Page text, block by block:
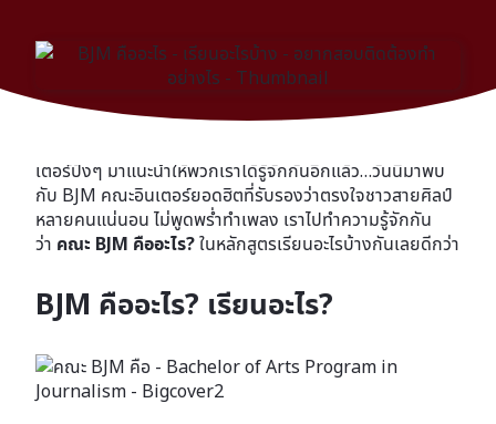
เตอร์ปังๆ มาแนะนำให้พวกเราได้รู้จักกันอีกแล้ว…วันนี้มาพบ
กับ BJM คณะอินเตอร์ยอดฮิตที่รับรองว่าตรงใจชาวสายศิลป์
หลายคนแน่นอน ไม่พูดพร่ำทำเพลง เราไปทำความรู้จักกัน
ว่า คณะ BJM คืออะไร?ในหลักสูตรเรียนอะไรบ้างกันเลยดีกว่า
BJM คืออะไร? เรียนอะไร?